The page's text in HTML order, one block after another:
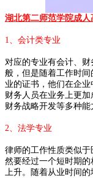
湖北第二师范学院成人
1、会计类专业
对应的专业有会计、
般，但是随着工作时
业的证书，他们在企
财务人员在业务上更
财务战略开发等多种能
2、法学专业
律师的工作性质类似
然要经过一个短时期的
上升。随着从业时间